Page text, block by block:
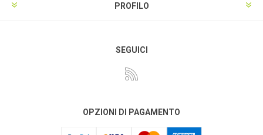
PROFILO
SEGUICI
OPZIONI DI PAGAMENTO